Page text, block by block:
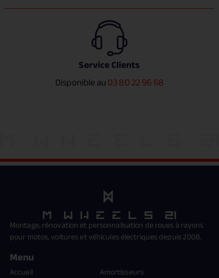
Service Clients
Disponible au03 80 22 96 68
Montage, rénovation et personnalisation de roues à rayons
pour motos, voitures et véhicules électriques depuis 2008.
Menu
Accueil
Amortisseurs